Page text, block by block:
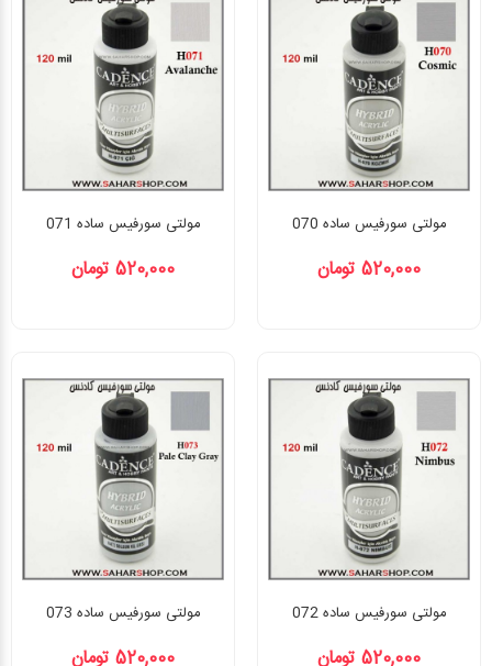
مولتی سورفیس ساده 070
520,000 تومان
مولتی سورفیس ساده 071
520,000 تومان
مولتی سورفیس ساده 072
520,000 تومان
مولتی سورفیس ساده 073
520,000 تومان